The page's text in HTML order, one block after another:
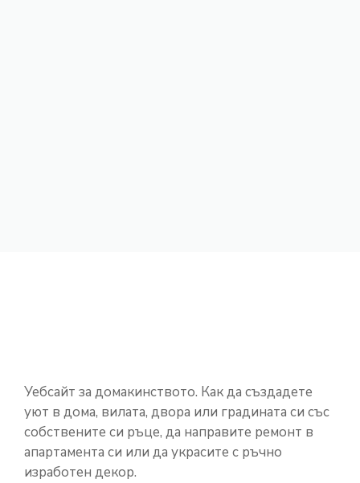
Уебсайт за домакинството. Как да създадете
уют в дома, вилата, двора или градината си със
собствените си ръце, да направите ремонт в
апартамента си или да украсите с ръчно
изработен декор.